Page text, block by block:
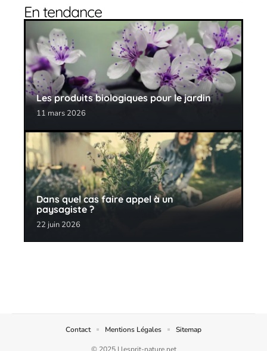
En tendance
Les produits biologiques pour le jardin
11 mars 2026
Dans quel cas faire appel à un
paysagiste ?
22 juin 2026
Contact Mentions Légales Sitemap